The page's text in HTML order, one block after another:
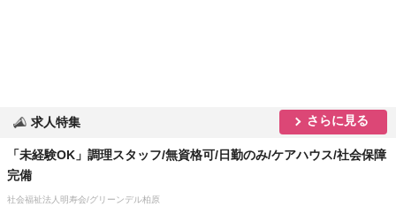
求人特集 さらに見る
「未経験OK」調理スタッフ/無資格可/日勤のみ/ケアハウス/社会保障
完備
社会福祉法人明寿会/グリーンデル柏原